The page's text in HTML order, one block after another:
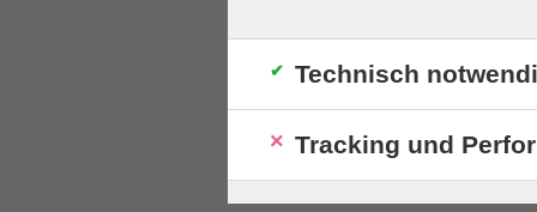
Technisch
Tracking und